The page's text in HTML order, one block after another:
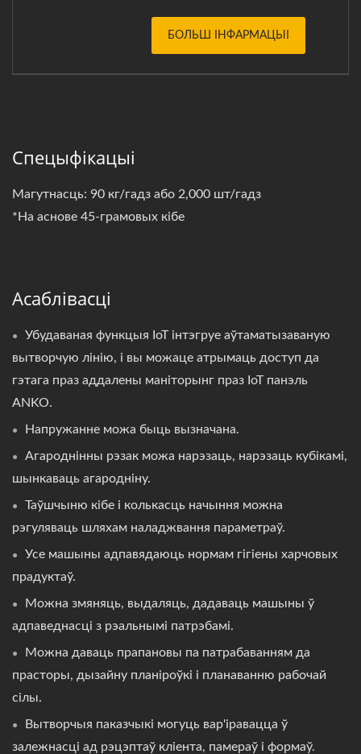
БОЛЬШ ІНФАРМАЦЫІ
Спецыфікацыі
Магутнасць: 90 кг/гадз або 2,000 шт/гадз
*На аснове 45-грамовых кібе
Асаблівасці
Убудаваная функцыя IoT інтэгруе аўтаматызаваную
вытворчую лінію, і вы можаце атрымаць доступ да
гэтага праз аддалены маніторынг праз IoT панэль
ANKO.
Напружанне можа быць вызначана.
Агароднінны рэзак можа нарэзаць, нарэзаць кубікамі,
шынкаваць агародніну.
Таўшчыню кібе і колькасць начыння можна
рэгуляваць шляхам наладжвання параметраў.
Усе машыны адпавядаюць нормам гігіены харчовых
прадуктаў.
Можна змяняць, выдаляць, дадаваць машыны ў
адпаведнасці з рэальнымі патрэбамі.
Можна даваць прапановы па патрабаванням да
прасторы, дызайну планіроўкі і планаванню рабочай
сілы.
Вытворчыя паказчыкі могуць вар'іравацца ў
залежнасці ад рэцэптаў кліента, памераў і формаў.